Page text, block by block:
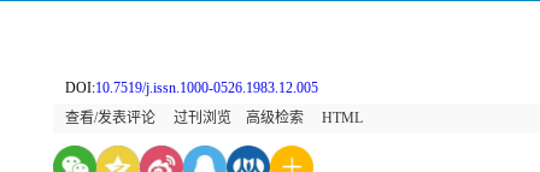
DOI:10.7519/j.issn.1000-0526.1983.12.005
查看/发表评论
过刊浏览 高级检索 HTML